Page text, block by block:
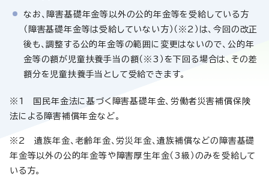
なお、障害基礎年金等以外の公的年金等を受給している方
（障害基礎年金等は受給していない方）（※2）は、今回の改正
後も、調整する公的年金等の範囲に変更はないので、公的年
金等の額が児童扶養手当の額（※3）を下回る場合は、その差
額分を児童扶養手当として受給できます。
※1 国民年金法に基づく障害基礎年金、労働者災害補償保険
法による障害補償年金など。
※2 遺族年金、老齢年金、労災年金、遺族補償などの障害基礎
年金等以外の公的年金等や障害厚生年金（3級）のみを受給して
いる方。